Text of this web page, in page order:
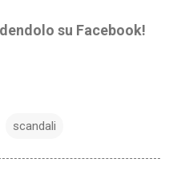
su Facebook!
scandali